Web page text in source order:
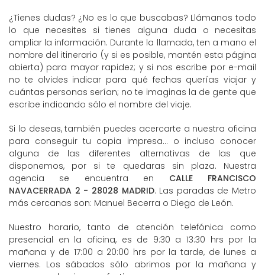
¿Tienes dudas? ¿No es lo que buscabas? Llámanos todo
lo que necesites si tienes alguna duda o necesitas
ampliar la información. Durante la llamada, ten a mano el
nombre del itinerario (y si es posible, mantén esta página
abierta) para mayor rapidez; y si nos escribe por e-mail
no te olvides indicar para qué fechas querías viajar y
cuántas personas serían; no te imaginas la de gente que
escribe indicando sólo el nombre del viaje.
Si lo deseas, también puedes acercarte a nuestra oficina
para conseguir tu copia impresa... o incluso conocer
alguna de las diferentes alternativas de las que
disponemos, por si te quedaras sin plaza. Nuestra
agencia se encuentra en CALLE FRANCISCO
NAVACERRADA 2 - 28028 MADRID. Las paradas de Metro
más cercanas son: Manuel Becerra o Diego de León.
Nuestro horario, tanto de atención telefónica como
presencial en la oficina, es de 9:30 a 13:30 hrs por la
mañana y de 17:00 a 20:00 hrs por la tarde, de lunes a
viernes. Los sábados sólo abrimos por la mañana y